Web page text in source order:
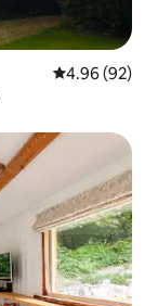
レビュー92
4.96 (92)